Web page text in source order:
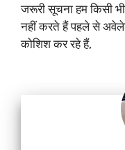
जरूरी सूचना हम किसी भी
नहीं करते हैं पहले से
कोशिश कर रहे हैं,